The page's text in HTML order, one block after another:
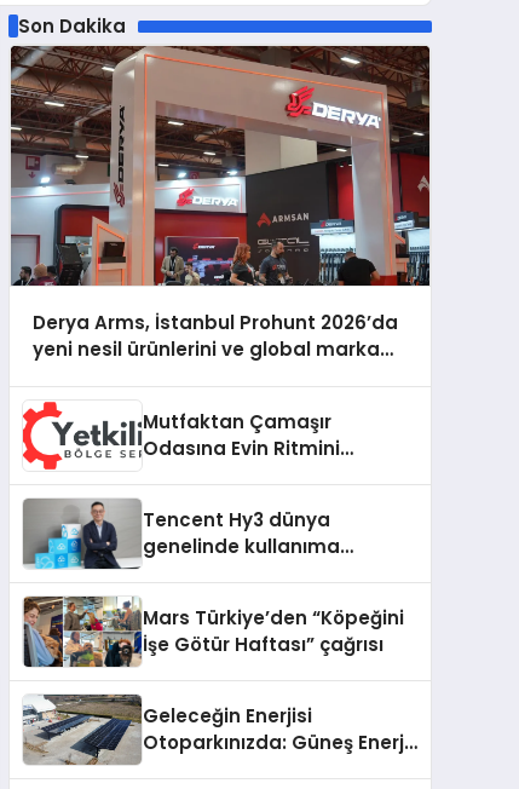
Son Dakika
Derya Arms, İstanbul Prohunt 2026’da
yeni nesil ürünlerini ve global marka
Mutfaktan Çamaşır
Odasına Evin Ritmini
Destek Deneyimi
Tencent Hy3 dünya
genelinde kullanıma
Mars Türkiye’den “Köpeğini
İşe Götür Haftası” çağrısı
Geleceğin Enerjisi
Otoparkınızda: Güneş Enerjili